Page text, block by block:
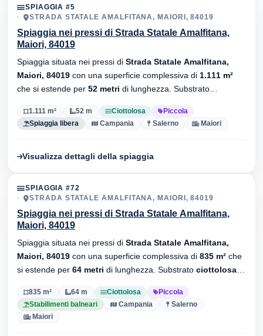
SPIAGGIA #5
STRADA STATALE AMALFITANA, MAIORI, 84019
Spiaggia nei pressi di Strada Statale Amalfitana,
Maiori, 84019
Spiaggia situata nei pressi di Strada Statale Amalfitana,
Maiori, 84019 con una superficie complessiva di 1.111 m²
che si estende per 52 metri di lunghezza. Substrato
1.111 m² 52 m Ciottolosa
Piccola
Spiaggia libera
Campania Salerno Maiori
Visualizza dettagli della spiaggia
SPIAGGIA #72
STRADA STATALE AMALFITANA, MAIORI, 84019
Spiaggia nei pressi di Strada Statale Amalfitana,
Maiori, 84019
Spiaggia situata nei pressi di Strada Statale Amalfitana,
Maiori, 84019 con una superficie complessiva di 835 m² che
si estende per 64 metri di lunghezza. Substrato ciottolosa
835 m² 64 m Ciottolosa
Piccola
Stabilimenti balneari
Campania
Salerno
Maiori